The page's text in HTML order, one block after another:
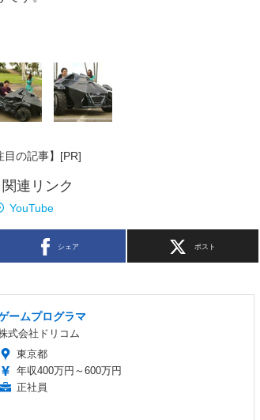
目の記事】[PR]
関連リンク
YouTube
シェア ポスト
ームプログラマ
式会社ドリコム
東京都
年収400万円～600万円
正社員